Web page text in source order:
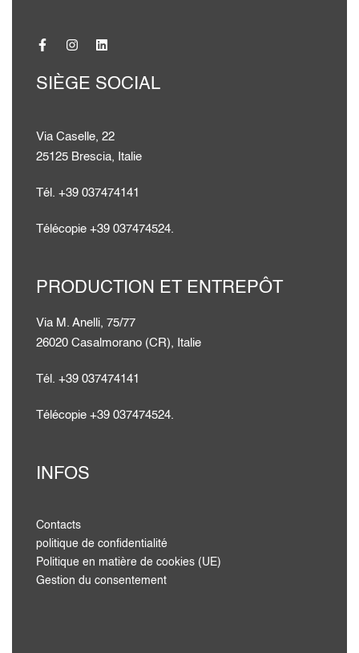
SIÈGE SOCIAL
Via Caselle, 22
25125 Brescia, Italie
Tél. +39 037474141
Télécopie +39 037474524.
PRODUCTION ET ENTREPÔT
Via M. Anelli, 75/77
26020 Casalmorano (CR), Italie
Tél. +39 037474141
Télécopie +39 037474524.
INFOS
Contacts
politique de confidentialité
Politique en matière de cookies (UE)
Gestion du consentement